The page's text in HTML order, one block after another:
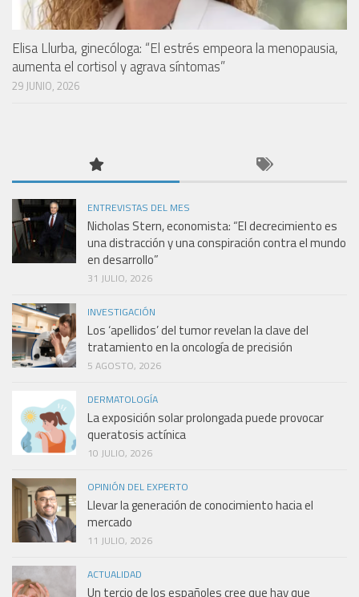
Elisa Llurba, ginecóloga: “El estrés empeora la menopausia,
aumenta el cortisol y agrava síntomas”
29 JUNIO, 2026
ENTREVISTAS DEL MES
Nicholas Stern, economista: “El decrecimiento es
una distracción y una conspiración contra el mundo
en desarrollo”
31 JULIO, 2026
INVESTIGACIÓN
Los ‘apellidos’ del tumor revelan la clave del
tratamiento en la oncología de precisión
5 AGOSTO, 2026
DERMATOLOGÍA
La exposición solar prolongada puede provocar
queratosis actínica
10 JULIO, 2026
OPINIÓN DEL EXPERTO
Llevar la generación de conocimiento hacia el
mercado
11 JULIO, 2026
ACTUALIDAD
Un tercio de los españoles cree que hay que